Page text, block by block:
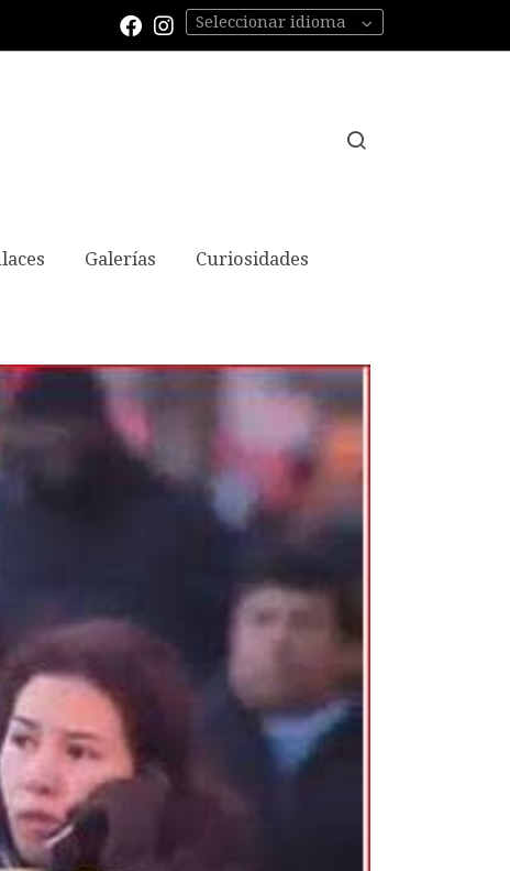
Seleccionar idioma
Galerías Curiosidades